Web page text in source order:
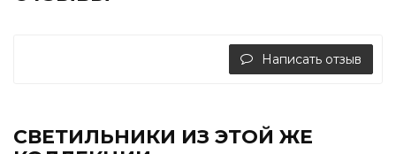
Написать отзыв
СВЕТИЛЬНИКИ ИЗ ЭТОЙ ЖЕ